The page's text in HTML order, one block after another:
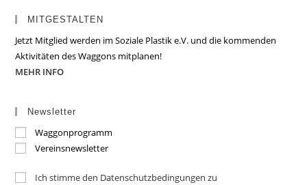
MITGESTALTEN
Jetzt Mitglied werden im Soziale Plastik e.V. und die kommenden
Aktivitäten des Waggons mitplanen!
MEHR INFO
Newsletter
Waggonprogramm
Vereinsnewsletter
Ich stimme den Datenschutzbedingungen zu